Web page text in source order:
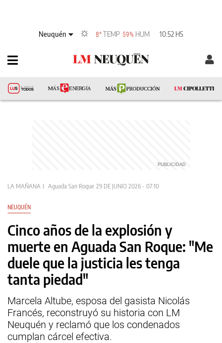
Neuquén 8°TEMP 59% HUM 10:52 HS
LA MAÑANA Aguada San Roque 29 DE JUNIO 2026 - 07:10
NEUQUÉN
Cinco años de la explosión y
muerte en Aguada San Roque: "Me
duele que la justicia les tenga
tanta piedad"
Marcela Altube, esposa del gasista Nicolás
Francés, reconstruyó su historia con LM
Neuquén y reclamó que los condenados
cumplan cárcel efectiva.